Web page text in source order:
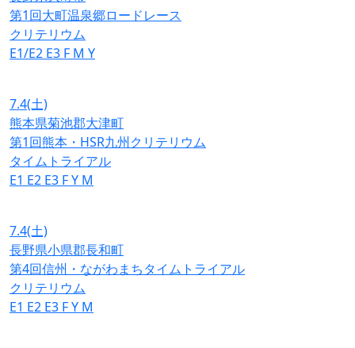
第1回大町温泉郷ロードレース
クリテリウム
E1/E2 E3 F M Y
7.4(土)
熊本県菊池郡大津町
第1回熊本・HSR九州クリテリウム
タイムトライアル
E1 E2 E3 FY M
7.4(土)
長野県小県郡長和町
第4回信州・ながわまちタイムトライアル
クリテリウム
E1 E2 E3 FY M